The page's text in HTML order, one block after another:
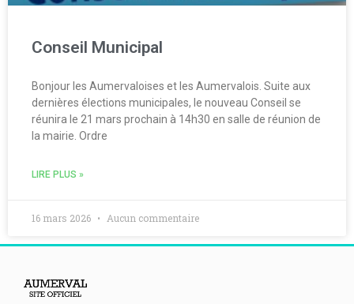
Conseil Municipal
Bonjour les Aumervaloises et les Aumervalois. Suite aux
dernières élections municipales, le nouveau Conseil se
réunira le 21 mars prochain à 14h30 en salle de réunion de
la mairie. Ordre
LIRE PLUS »
16 mars 2026 Aucun commentaire